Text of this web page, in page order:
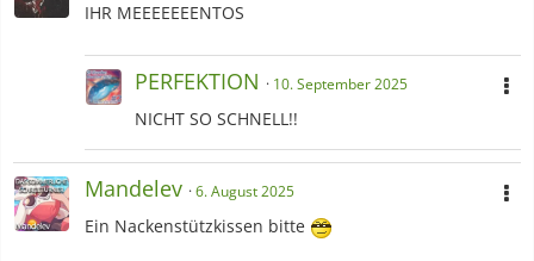
IHR MEEEEEEENTOS
PERFEKTION 10. September 2025
NICHT SO SCHNELL!!
Mandelev 6. August 2025
Ein Nackenstützkissen bitte